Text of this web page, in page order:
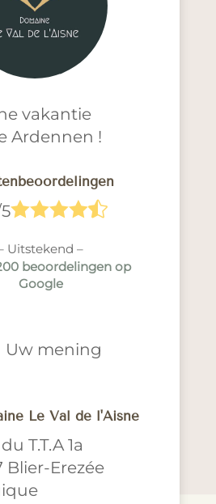
vakantie
Ardennen !

Uitstekend –
beoordelingen op
Google
Uw mening
Le Val de l'Aisne
T.T.A 1a
Blier-Erezée